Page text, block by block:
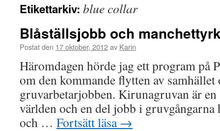
Etikettarkiv: blue collar
Blåställsjobb och
Postat den 17 oktober, 2012av Karin
Häromdagen hörde jag ett program på
om den kommande flytten av
gruvarbetarjobben. Kirunagruvan är en
världen och en del jobb i
och … Fortsätt läsa →